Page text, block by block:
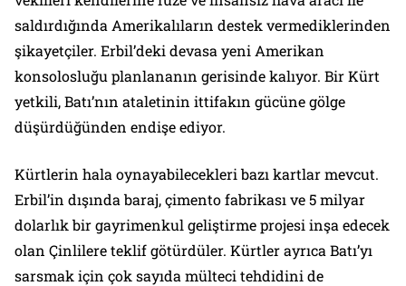
saldırdığında Amerikalıların destek vermediklerinden
şikayetçiler. Erbil’deki devasa yeni Amerikan
konsolosluğu planlananın gerisinde kalıyor. Bir Kürt
yetkili, Batı’nın ataletinin ittifakın gücüne gölge
düşürdüğünden endişe ediyor.
Kürtlerin hala oynayabilecekleri bazı kartlar mevcut.
Erbil’in dışında baraj, çimento fabrikası ve 5 milyar
dolarlık bir gayrimenkul geliştirme projesi inşa edecek
olan Çinlilere teklif götürdüler. Kürtler ayrıca Batı’yı
sarsmak için çok sayıda mülteci tehdidini de